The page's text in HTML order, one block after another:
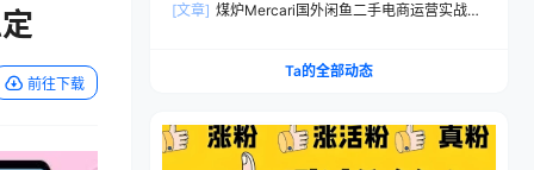
前往下载
[文章] 煤炉Mercari国外闲鱼二手电商运营实战全
Ta的全部动态